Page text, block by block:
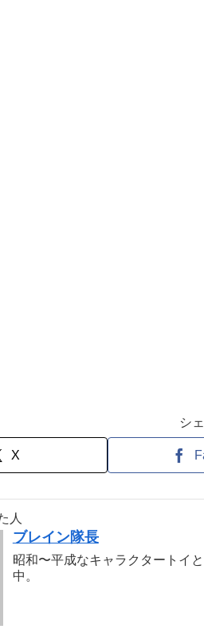
シ
X
人
ブレイン隊長
昭和〜平成なキャラクタートイ
中。